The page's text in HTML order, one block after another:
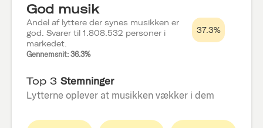
God musik
Andel af lyttere der synes musikken er
god. Svarer til 1.808.532 personer i
markedet.
Gennemsnit: 36.3%
37.3%
Top 3 Stemninger
Lytterne oplever at musikken vækker i dem